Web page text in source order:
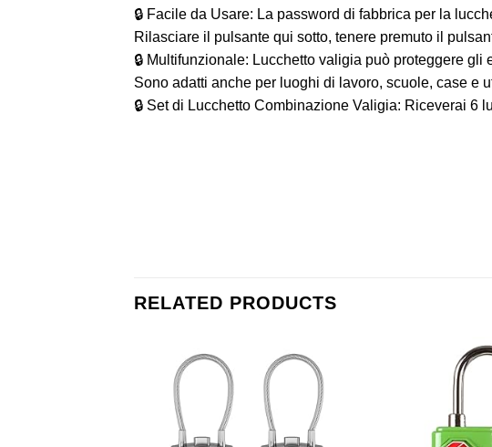
🔒 Facile da Usare: La password di fabbrica per la
Rilasciare il pulsante qui sotto, tenere premuto il
🔒 Multifunzionale: Lucchetto valigia può proteggere
Sono adatti anche per luoghi di lavoro, scuole, case e
🔒 Set di Lucchetto Combinazione Valigia: Riceverai
RELATED PRODUCTS